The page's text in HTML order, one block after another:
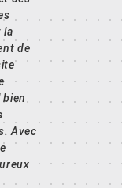
la
de
Avec